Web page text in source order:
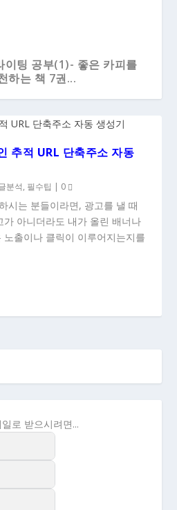
이팅 공부(1)- 좋은 카피를
하는 책 7권...
추적 URL 단축주소 자동
분석, 필수팁 | 0
시는 분들이라면, 광고를 낼 때
아니더라도 내가 올린 배너나
출이나 클릭이 이루어지는지를
로 받으시려면...